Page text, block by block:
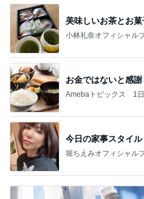
美味しいお茶とお
小林礼奈オフィシャル
お金ではないと感
Amebaトピックス 1
今日の家事スタイル
堀ちえみオフィシャル